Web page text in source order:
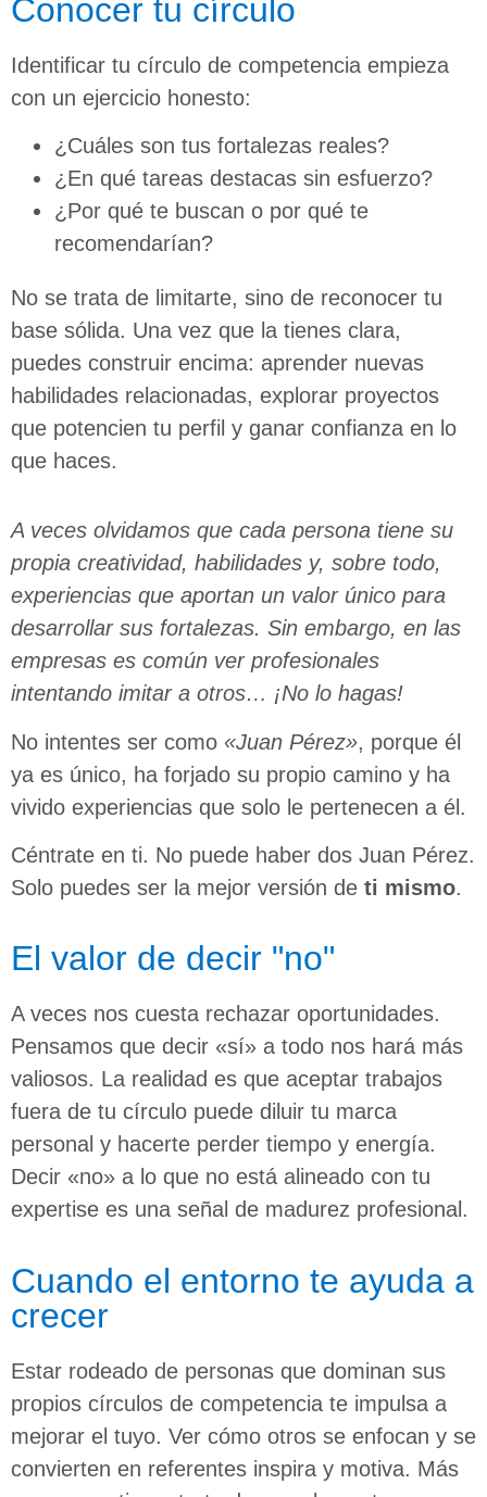
Conocer tu círculo
Identificar tu círculo de competencia empieza
con un ejercicio honesto:
¿Cuáles son tus fortalezas reales?
¿En qué tareas destacas sin esfuerzo?
¿Por qué te buscan o por qué te
recomendarían?
No se trata de limitarte, sino de reconocer tu
base sólida. Una vez que la tienes clara,
puedes construir encima: aprender nuevas
habilidades relacionadas, explorar proyectos
que potencien tu perfil y ganar confianza en lo
que haces.
A veces olvidamos que cada persona tiene su
propia creatividad, habilidades y, sobre todo,
experiencias que aportan un valor único para
desarrollar sus fortalezas. Sin embargo, en las
empresas es común ver profesionales
intentando imitar a otros… ¡No lo hagas!
No intentes ser como «Juan Pérez», porque él
ya es único, ha forjado su propio camino y ha
vivido experiencias que solo le pertenecen a él.
Céntrate en ti. No puede haber dos Juan Pérez.
Solo puedes ser la mejor versión de ti mismo.
El valor de decir "no"
A veces nos cuesta rechazar oportunidades.
Pensamos que decir «sí» a todo nos hará más
valiosos. La realidad es que aceptar trabajos
fuera de tu círculo puede diluir tu marca
personal y hacerte perder tiempo y energía.
Decir «no» a lo que no está alineado con tu
expertise es una señal de madurez profesional.
Cuando el entorno te ayuda a
crecer
Estar rodeado de personas que dominan sus
propios círculos de competencia te impulsa a
mejorar el tuyo. Ver cómo otros se enfocan y se
convierten en referentes inspira y motiva. Más